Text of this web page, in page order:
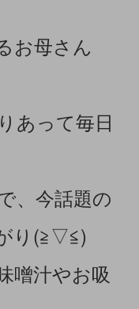
お母さん
あって毎日
、今話題の
り(≧▽≦)
噌汁やお吸